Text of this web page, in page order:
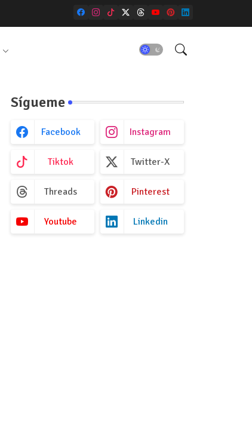
Sígueme
Facebook Instagram
Tiktok Twitter-X
Threads Pinterest
Youtube Linkedin